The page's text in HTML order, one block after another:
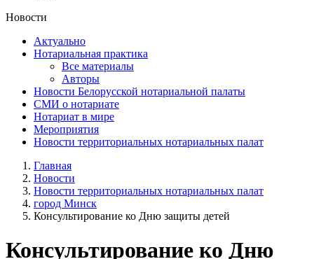
Новости
Актуально
Нотариальная практика
Все материалы
Авторы
Новости Белорусской нотариальной палаты
СМИ о нотариате
Нотариат в мире
Мероприятия
Новости территориальных нотариальных палат
Главная
Новости
Новости территориальных нотариальных палат
город Минск
Консультирование ко Дню защиты детей
Консультирование ко Дню